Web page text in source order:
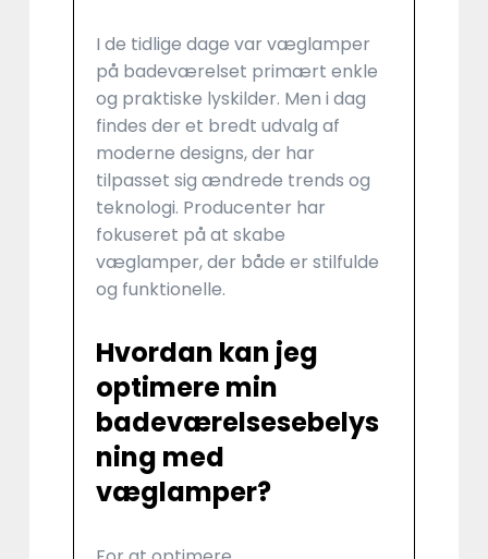
I de tidlige dage var væglamper
på badeværelset primært enkle
og praktiske lyskilder. Men i dag
findes der et bredt udvalg af
moderne designs, der har
tilpasset sig ændrede trends og
teknologi. Producenter har
fokuseret på at skabe
væglamper, der både er stilfulde
og funktionelle.
Hvordan kan jeg
optimere min
badeværelsesebelys
ning med
væglamper?